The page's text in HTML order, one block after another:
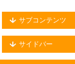
サブコンテンツ
サイドバー